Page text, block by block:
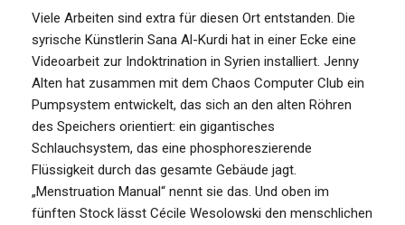
Viele Arbeiten sind extra für diesen Ort entstanden. Die
syrische Künstlerin Sana Al-Kurdi hat in einer Ecke eine
Videoarbeit zur Indoktrination in Syrien installiert. Jenny
Alten hat zusammen mit dem Chaos Computer Club ein
Pumpsystem entwickelt, das sich an den alten Röhren
des Speichers orientiert: ein gigantisches
Schlauchsystem, das eine phosphoreszierende
Flüssigkeit durch das gesamte Gebäude jagt.
„Menstruation Manual“ nennt sie das. Und oben im
fünften Stock lässt Cécile Wesolowski den menschlichen